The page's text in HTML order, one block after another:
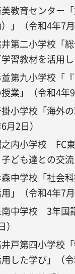
教育センター
」（令和4年7月
第二小学校「
習教材を活用
第九小学校「
業」（令和4年9
小学校「海外
月2日）
内小学校 FC
子ども達との交
中学校「社会
」（令和4年7月
中学校 3年国
）
戸第四小学校
した学び」（令